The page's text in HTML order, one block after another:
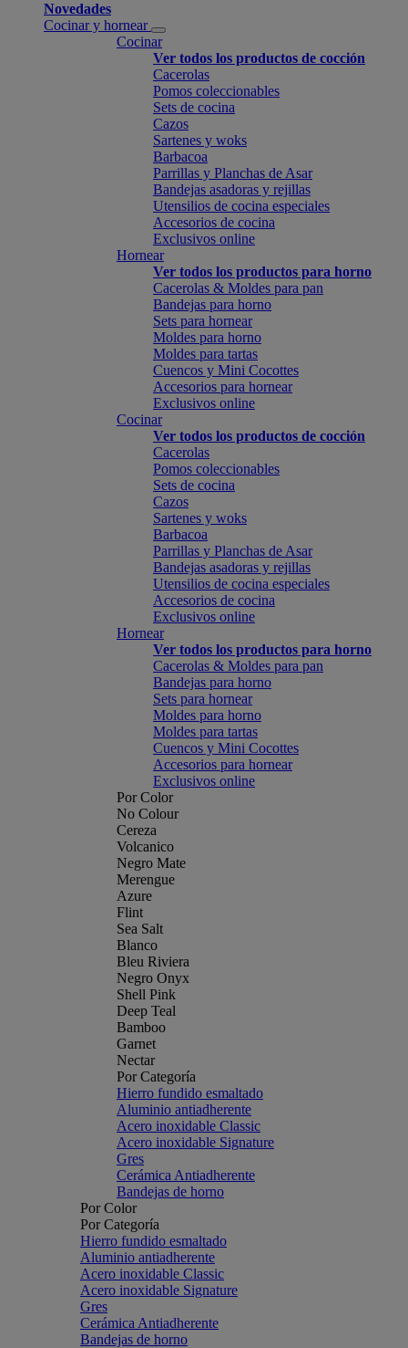
Novedades
Cocinar y hornear
Cocinar
Ver todos los productos de cocción
Cacerolas
Pomos coleccionables
Sets de cocina
Cazos
Sartenes y woks
Barbacoa
Parrillas y Planchas de Asar
Bandejas asadoras y rejillas
Utensilios de cocina especiales
Accesorios de cocina
Exclusivos online
Hornear
Ver todos los productos para horno
Cacerolas & Moldes para pan
Bandejas para horno
Sets para hornear
Moldes para horno
Moldes para tartas
Cuencos y Mini Cocottes
Accesorios para hornear
Exclusivos online
Cocinar
Ver todos los productos de cocción
Cacerolas
Pomos coleccionables
Sets de cocina
Cazos
Sartenes y woks
Barbacoa
Parrillas y Planchas de Asar
Bandejas asadoras y rejillas
Utensilios de cocina especiales
Accesorios de cocina
Exclusivos online
Hornear
Ver todos los productos para horno
Cacerolas & Moldes para pan
Bandejas para horno
Sets para hornear
Moldes para horno
Moldes para tartas
Cuencos y Mini Cocottes
Accesorios para hornear
Exclusivos online
Por Color
No Colour
Cereza
Volcanico
Negro Mate
Merengue
Azure
Flint
Sea Salt
Blanco
Bleu Riviera
Negro Onyx
Shell Pink
Deep Teal
Bamboo
Garnet
Nectar
Por Categoría
Hierro fundido esmaltado
Aluminio antiadherente
Acero inoxidable Classic
Acero inoxidable Signature
Gres
Cerámica Antiadherente
Bandejas de horno
Por Color
Por Categoría
Hierro fundido esmaltado
Aluminio antiadherente
Acero inoxidable Classic
Acero inoxidable Signature
Gres
Cerámica Antiadherente
Bandejas de horno